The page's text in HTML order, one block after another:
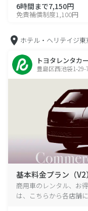
6時間まで7,150円
免責補償制度1,100円
ホテル・ヘリテイジ東
トヨタレンタカ
豊島区西池袋1-29-
基本料金プラン（V2）
商用車のレンタル、お
は、こちらから各店舗